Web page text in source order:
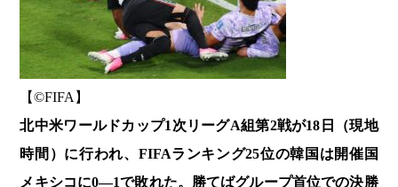
【©️FIFA】
北中米ワールドカップ1次リーグA組第2戦が18日（現地
時間）に行われ、FIFAランキング25位の韓国は開催国
メキシコに0―1で敗れた。勝てばグループ首位での決勝